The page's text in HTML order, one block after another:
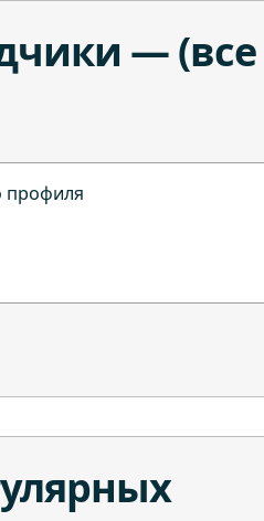
— (все
профиля